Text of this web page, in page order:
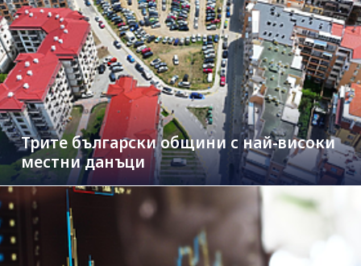
Трите български общини с най-високи
местни данъци